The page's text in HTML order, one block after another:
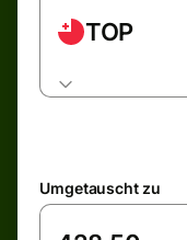
TOP
Umgetauscht zu